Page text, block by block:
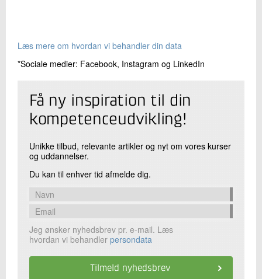
Læs mere om hvordan vi behandler din data
*Sociale medier: Facebook, Instagram og LinkedIn
Få ny inspiration til din
kompetenceudvikling!
Unikke tilbud, relevante artikler og nyt om vores kurser
og uddannelser.
Du kan til enhver tid afmelde dig.
Jeg ønsker nyhedsbrev pr. e-mail. Læs
hvordan vi behandler persondata